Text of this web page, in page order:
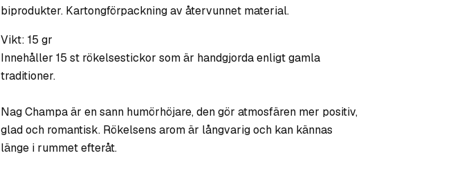
biprodukter. Kartongförpackning av återvunnet material.
Vikt: 15 gr
Innehåller 15 st rökelsestickor som är handgjorda enligt gamla
traditioner.
Nag Champa är en sann humörhöjare, den gör atmosfären mer positiv,
glad och romantisk. Rökelsens arom är långvarig och kan kännas
länge i rummet efteråt.